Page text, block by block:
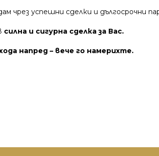
чрез успешни сделки и дългосрочни
силна и сигурна сделка за Вас.
напред – вече го намерихте.